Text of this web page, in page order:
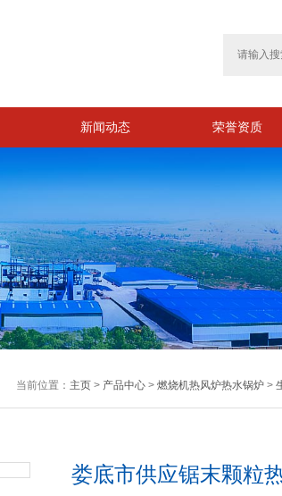
新闻动态 荣誉资质
当前位置： 主页> 产品中心> 燃烧机热风炉热水锅炉>
娄底市供应锯末颗粒